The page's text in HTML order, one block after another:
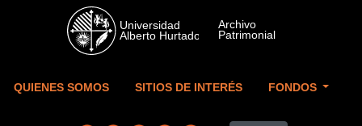
Skip to main content
QUIENES SOMOS SITIOS DE INTERÉS FONDOS